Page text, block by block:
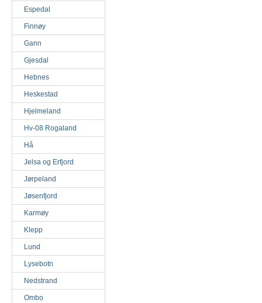
Espedal
Finnøy
Gann
Gjesdal
Hebnes
Heskestad
Hjelmeland
Hv-08 Rogaland
Hå
Jelsa og Erfjord
Jørpeland
Jøsenfjord
Karmøy
Klepp
Lund
Lysebotn
Nedstrand
Ombo